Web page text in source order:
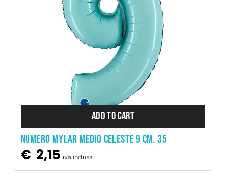
ADD TO CART
NUMERO MYLAR MEDIO CELESTE 9 CM. 35
€ 2,15 iva inclusa